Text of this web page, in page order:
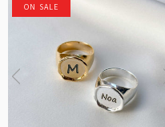
ON SALE